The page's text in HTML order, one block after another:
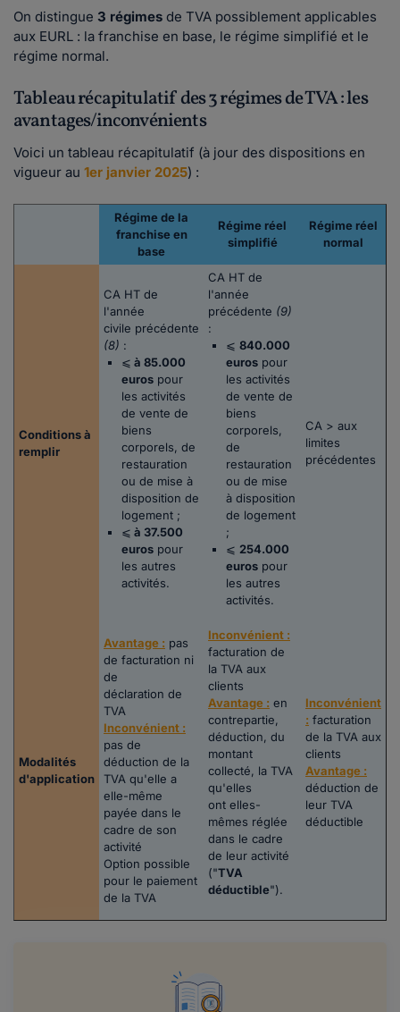
On distingue 3 régimes de TVA possiblement applicables
aux EURL : la franchise en base, le régime simplifié et le
régime normal.
Tableau récapitulatif des 3 régimes de TVA : les
avantages/inconvénients
Voici un tableau récapitulatif (à jour des dispositions en
vigueur au 1er janvier 2025) :
Régime de la
franchise en
base
Régime réel
simplifié
Régime réel
normal
Conditions à
remplir
CA HT de
l'année
civile précédente
(8) :
⩽ à 85.000
euros pour
les activités
de vente de
biens
corporels, de
restauration
ou de mise à
disposition de
logement ;
⩽ à 37.500
euros pour
les autres
activités.
CA HT de
l'année
précédente (9)
:
⩽ 840.000
euros pour
les activités
de vente de
biens
corporels,
de
restauration
ou de mise
à disposition
de logement
;
⩽ 254.000
euros pour
les autres
activités.
CA > aux
limites
précédentes
Modalités
d'application
Avantage : pas
de facturation ni
de
déclaration de
TVA
Inconvénient :
pas de
déduction de la
TVA qu'elle a
elle-même
payée dans le
cadre de son
activité
Option possible
pour le paiement
de la TVA
Inconvénient :
facturation de
la TVA aux
clients
Avantage : en
contrepartie,
déduction, du
montant
collecté, la TVA
qu'elles
ont elles-
mêmes réglée
dans le cadre
de leur activité
("TVA
déductible").
Inconvénient
: facturation
de la TVA aux
clients
Avantage :
déduction de
leur TVA
déductible